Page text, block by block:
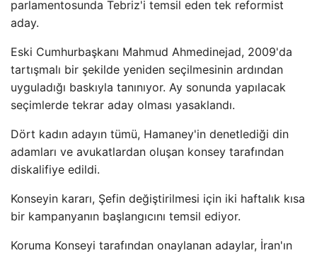
parlamentosunda Tebriz'i temsil eden tek reformist
aday.
Eski Cumhurbaşkanı Mahmud Ahmedinejad, 2009'da
tartışmalı bir şekilde yeniden seçilmesinin ardından
uyguladığı baskıyla tanınıyor. Ay sonunda yapılacak
seçimlerde tekrar aday olması yasaklandı.
Dört kadın adayın tümü, Hamaney'in denetlediği din
adamları ve avukatlardan oluşan konsey tarafından
diskalifiye edildi.
Konseyin kararı, Şefin değiştirilmesi için iki haftalık kısa
bir kampanyanın başlangıcını temsil ediyor.
Koruma Konseyi tarafından onaylanan adaylar, İran'ın